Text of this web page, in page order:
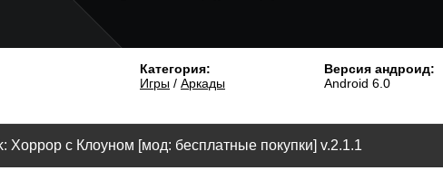
Категория:
Игры / Аркады
Версия андроид:
Android 6.0
Хоррор с Клоуном [мод: бесплатные покупки] v.2.1.1